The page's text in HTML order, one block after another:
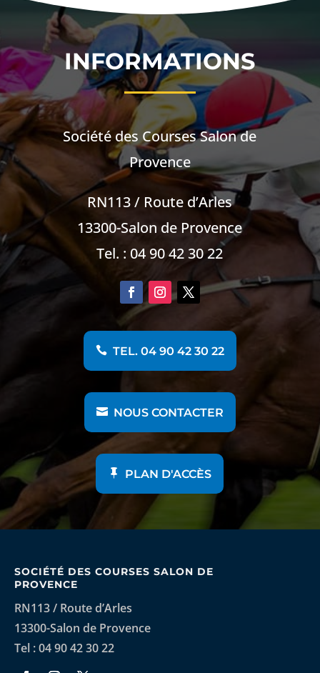
INFORMATIONS
Société des Courses Salon de
Provence
RN113 / Route d’Arles
13300-Salon de Provence
Tel. : 04 90 42 30 22
TEL. 04 90 42 30 22
NOUS CONTACTER
PLAN D'ACCÈS
SOCIÉTÉ DES COURSES SALON DE
PROVENCE
RN113 / Route d’Arles
13300-Salon de Provence
Tel : 04 90 42 30 22